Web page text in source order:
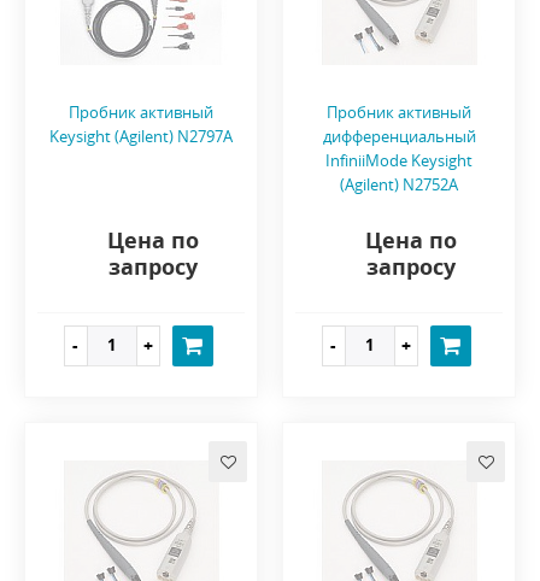
Пробник активный
Keysight (Agilent) N2797A
Цена по
запросу
Пробник активный
дифференциальный
InfiniiMode Keysight
(Agilent) N2752A
Цена по
запросу